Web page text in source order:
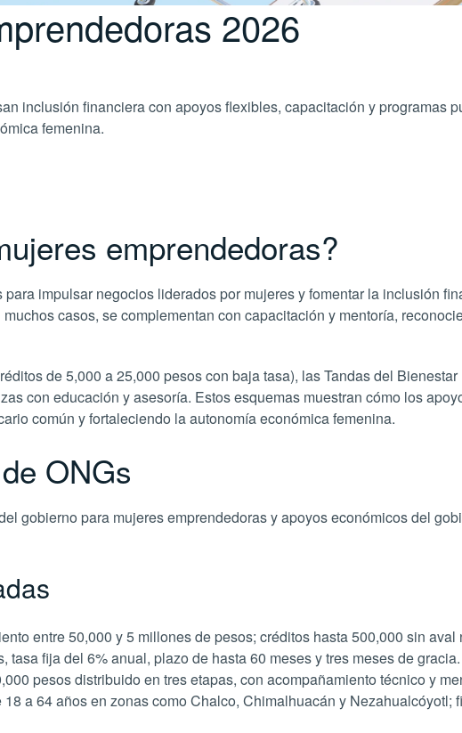
2026
inclusión financiera con apoyos flexibles, capacitación y programas
femenina.
emprendedoras?
impulsar negocios liderados por mujeres y fomentar la inclusión
casos, se complementan con capacitación y mentoría,
de 5,000 a 25,000 pesos con baja tasa), las Tandas del
con educación y asesoría. Estos esquemas muestran cómo los
común y fortaleciendo la autonomía económica femenina.
ONGs
gobierno para mujeres emprendedoras y apoyos económicos del
entre 50,000 y 5 millones de pesos; créditos hasta 500,000 sin
tasa fija del 6% anual, plazo de hasta 60 meses y tres meses de gracia.
pesos distribuido en tres etapas, con acompañamiento técnico y
18 a 64 años en zonas como Chalco, Chimalhuacán y Nezahualcóyotl;